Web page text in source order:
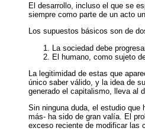
El desarrollo, incluso el que se
siempre como parte de un acto
Los supuestos básicos son de
La sociedad debe
El humano, como sujeto
La legitimidad de estas que
único saber válido, y la idea de
generado el capitalismo, lleva al
Sin ninguna duda, el estudio
más- ha sido de gran valía. El
exceso reciente de modificar las